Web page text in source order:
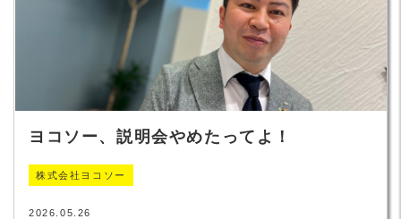
ヨコソー、説明会やめたってよ！
株式会社ヨコソー
2026.05.26